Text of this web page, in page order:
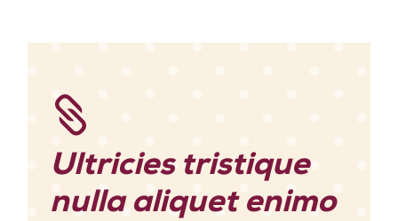
Ultricies tristique
nulla aliquet enimo